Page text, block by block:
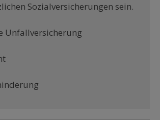
Sozialversicherungen sein.
Unfallversicherung